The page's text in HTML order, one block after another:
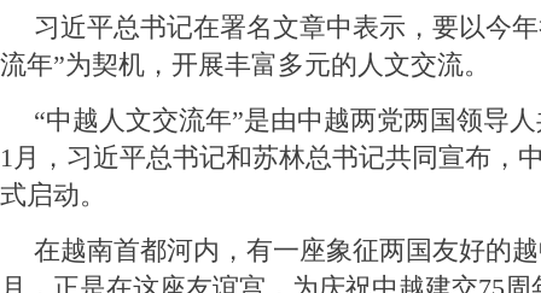
习近平总书记在署名文章中表示，要以今
流年”为契机，开展丰富多元的人文交流。
“中越人文交流年”是由中越两党两国领导
1月，习近平总书记和苏林总书记共同宣布，
式启动。
在越南首都河内，有一座象征两国友好的